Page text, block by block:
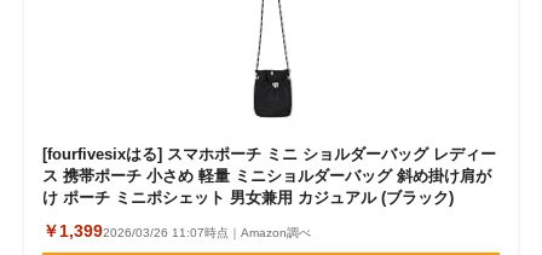
[fourfivesixはる] スマホポーチ ミニ ショルダーバッグ レディー
ス 携帯ポーチ 小さめ 軽量 ミニショルダーバッグ 斜め掛け肩が
け ポーチ ミニポシェット 男女兼用 カジュアル (ブラック)
￥1,3992026/03/26 11:07時点｜Amazon調べ